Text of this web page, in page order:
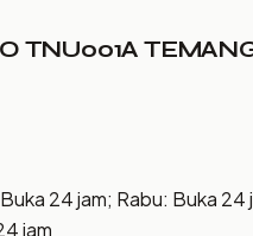
TNU001A
24 jam; Rabu: Buka
jam